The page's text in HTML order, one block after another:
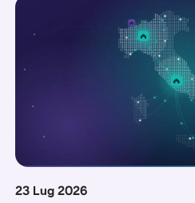
23 Lug 2026